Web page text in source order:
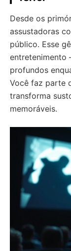
Desde os
assustadoras
público. Esse
entretenimento
profundos
Você faz parte
transforma
memoráveis.